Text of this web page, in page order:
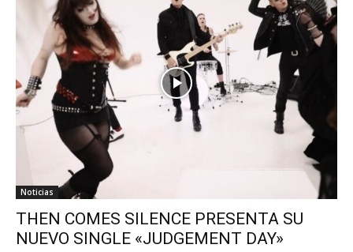
Noticias
THEN COMES SILENCE PRESENTA SU
NUEVO SINGLE «JUDGEMENT DAY»